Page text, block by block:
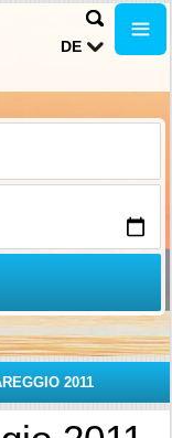
DE
2011